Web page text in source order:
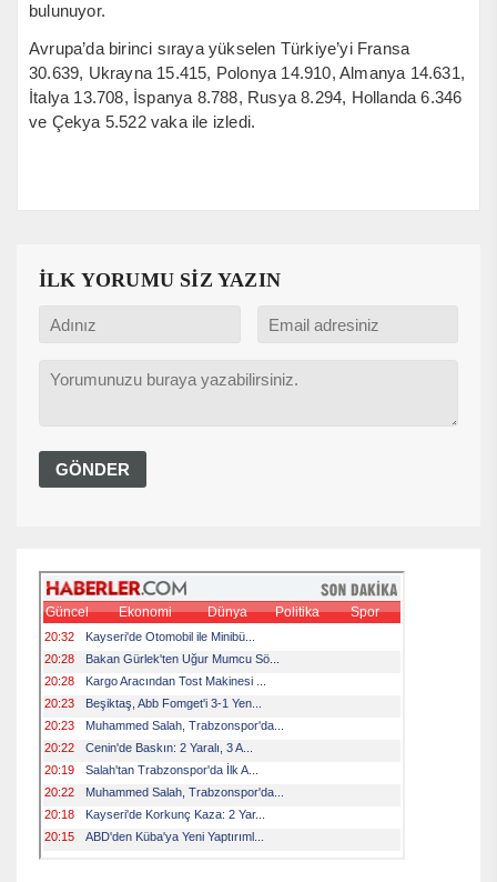
bulunuyor.
Avrupa’da birinci sıraya yükselen Türkiye’yi Fransa
30.639, Ukrayna 15.415, Polonya 14.910, Almanya 14.631,
İtalya 13.708, İspanya 8.788, Rusya 8.294, Hollanda 6.346
ve Çekya 5.522 vaka ile izledi.
İLK YORUMU SİZ YAZIN